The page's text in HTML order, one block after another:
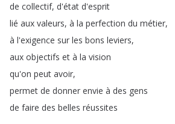
de collectif, d'état d'esprit
lié aux valeurs, à la perfection du métier,
à l'exigence sur les bons leviers,
aux objectifs et à la vision
qu'on peut avoir,
permet de donner envie à des gens
de faire des belles réussites